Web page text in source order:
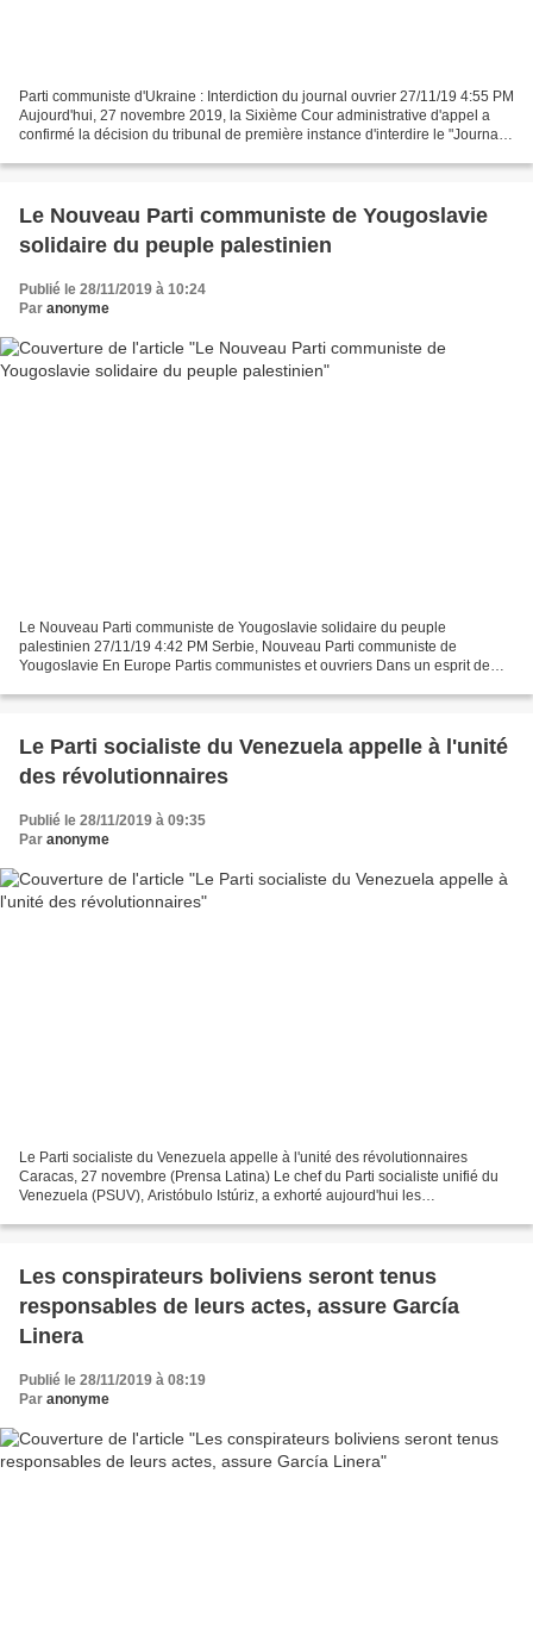
Parti communiste d'Ukraine : Interdiction du journal ouvrier 27/11/19 4:55 PM
Aujourd'hui, 27 novembre 2019, la Sixième Cour administrative d'appel a
confirmé la décision du tribunal de première instance d'interdire le "Journal
Le Nouveau Parti communiste de Yougoslavie
solidaire du peuple palestinien
Publié le 28/11/2019 à 10:24
Par anonyme
Le Nouveau Parti communiste de Yougoslavie solidaire du peuple
palestinien 27/11/19 4:42 PM Serbie, Nouveau Parti communiste de
Yougoslavie En Europe Partis communistes et ouvriers Dans un esprit de
Le Parti socialiste du Venezuela appelle à l'unité
des révolutionnaires
Publié le 28/11/2019 à 09:35
Par anonyme
Le Parti socialiste du Venezuela appelle à l'unité des révolutionnaires
Caracas, 27 novembre (Prensa Latina) Le chef du Parti socialiste unifié du
Venezuela (PSUV), Aristóbulo Istúriz, a exhorté aujourd'hui les
Les conspirateurs boliviens seront tenus
responsables de leurs actes, assure García
Linera
Publié le 28/11/2019 à 08:19
Par anonyme